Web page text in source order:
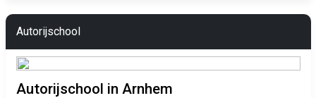
Autorijschool
Autorijschool in Arnhem